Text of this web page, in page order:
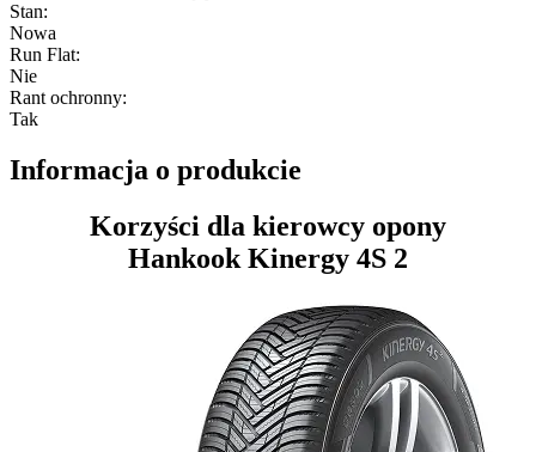
Stan:
Nowa
Run Flat:
Nie
Rant ochronny:
Tak
Informacja o produkcie
Korzyści dla kierowcy opony
Hankook Kinergy 4S 2